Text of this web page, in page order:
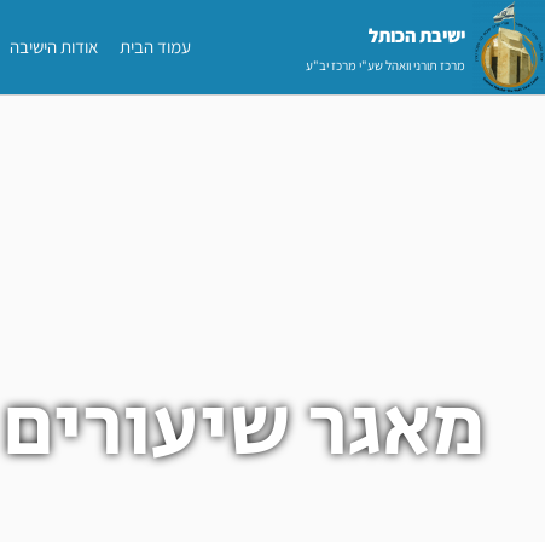
דילוג
לתוכן
ישיבת הכותל​
מרכז תורני וואהל שע"י מרכז יב"ע
עמוד הבית אודות הישיבה
מאגר שיעורים